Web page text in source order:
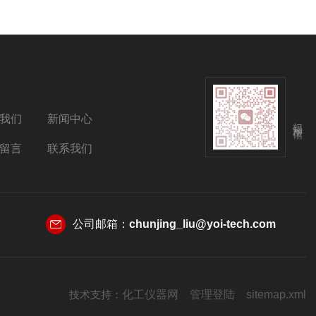
们 新闻中心
言 联系我们
公司邮箱： chunjing_liu@yoi-tech.com
技术支持： 化工仪器网 管理登陆 sitemap.xml